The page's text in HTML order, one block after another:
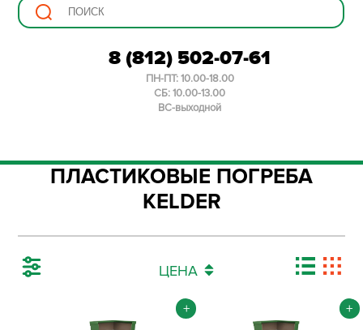
8 (812) 502-07-61
ПН-ПТ: 10.00-18.00
СБ: 10.00-13.00
ВС-выходной
ПЛАСТИКОВЫЕ ПОГРЕБА
KELDER
ЦЕНА
+ +